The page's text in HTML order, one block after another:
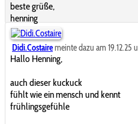
beste grüße,
henning
Didi.Costairemeinte dazu am 19.12.25
Hallo Henning,
auch dieser kuckuck
fühlt wie ein mensch und kennt
frühlingsgefühle